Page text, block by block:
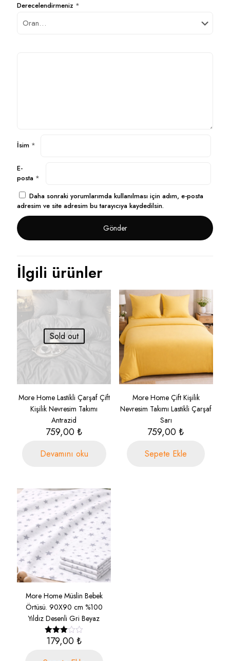
Derecelendirmeniz *
İsim *
E-
posta *
Daha sonraki yorumlarımda kullanılması için adım, e-posta
adresim ve site adresim bu tarayıcıya kaydedilsin.
İlgili ürünler
Sold out
More Home Lastikli Çarşaf Çift
Kişilik Nevresim Takımı
Antrazid
759,00₺
Devamını oku
More Home Çift Kişilik
Nevresim Takımı Lastikli Çarşaf
Sarı
759,00₺
Sepete Ekle
More Home Müslin Bebek
Örtüsü. 90X90 cm %100
Yıldız Desenli Gri Beyaz
5
üzerinden
179,00₺